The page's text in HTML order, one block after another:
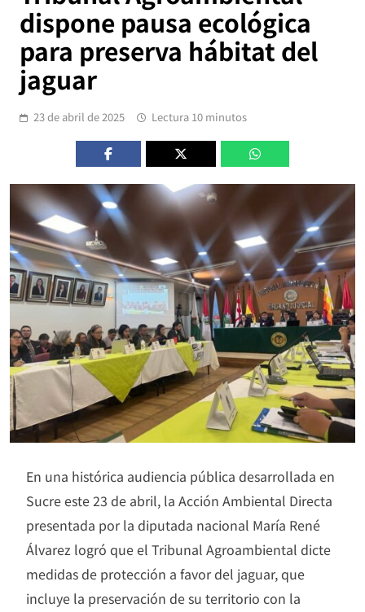
dispone pausa ecológica
para preserva hábitat del
jaguar
23 de abril de 2025 Lectura 10 minutos
En una histórica audiencia pública desarrollada en
Sucre este 23 de abril, la Acción Ambiental Directa
presentada por la diputada nacional María René
Álvarez logró que el Tribunal Agroambiental dicte
medidas de protección a favor del jaguar, que
incluye la preservación de su territorio con la